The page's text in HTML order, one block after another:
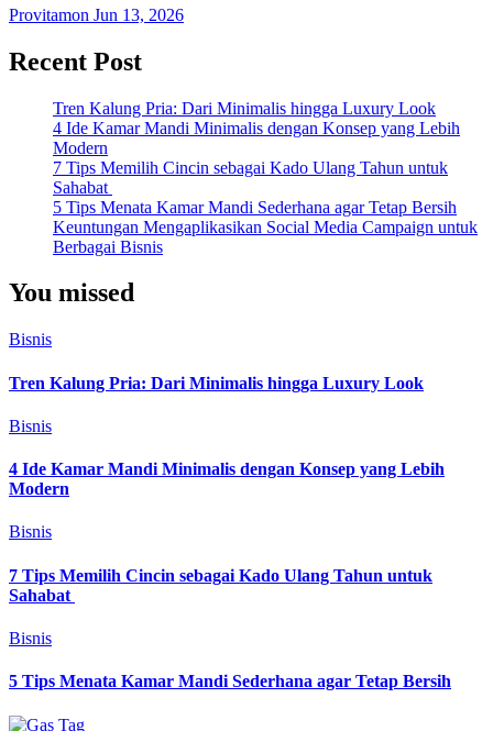
Provitamon Jun 13, 2026
Recent Post
Tren Kalung Pria: Dari Minimalis hingga Luxury Look
4 Ide Kamar Mandi Minimalis dengan Konsep yang Lebih
Modern
7 Tips Memilih Cincin sebagai Kado Ulang Tahun untuk
Sahabat
5 Tips Menata Kamar Mandi Sederhana agar Tetap Bersih
Keuntungan Mengaplikasikan Social Media Campaign untuk
Berbagai Bisnis
You missed
Bisnis
Tren Kalung Pria: Dari Minimalis hingga Luxury Look
Bisnis
4 Ide Kamar Mandi Minimalis dengan Konsep yang Lebih
Modern
Bisnis
7 Tips Memilih Cincin sebagai Kado Ulang Tahun untuk
Sahabat
Bisnis
5 Tips Menata Kamar Mandi Sederhana agar Tetap Bersih